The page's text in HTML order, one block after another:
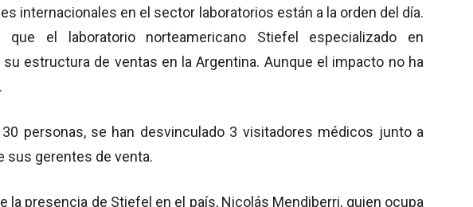
internacionales en el sector laboratorios están a la orden del día.
el laboratorio norteamericano Stiefel especializado en
estructura de ventas en la Argentina. Aunque el impacto no ha
personas, se han desvinculado 3 visitadores médicos junto a
sus gerentes de venta.
la presencia de Stiefel en el país, Nicolás Mendiberri, quien ocupa